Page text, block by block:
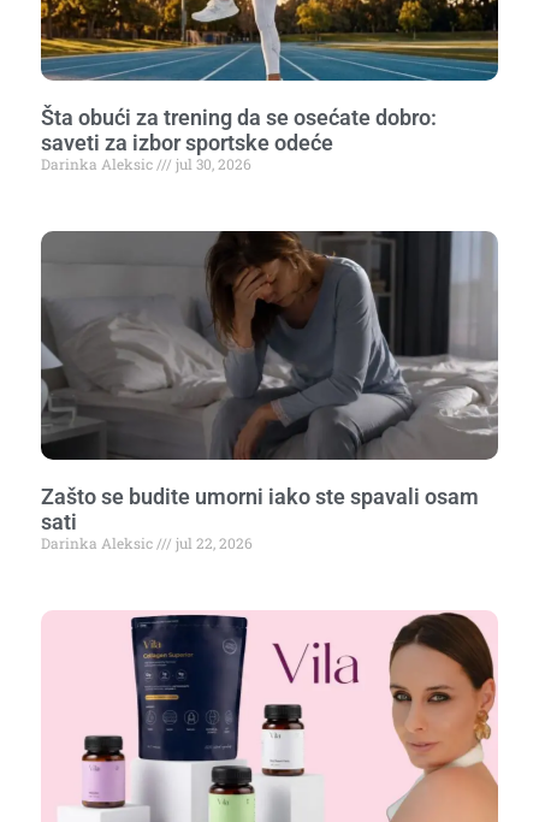
Šta obući za trening da se osećate dobro:
saveti za izbor sportske odeće
Darinka Aleksic jul 30, 2026
Zašto se budite umorni iako ste spavali osam
sati
Darinka Aleksic jul 22, 2026